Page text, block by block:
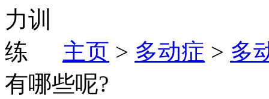
主页 > 多动症 > 多
有哪些呢?